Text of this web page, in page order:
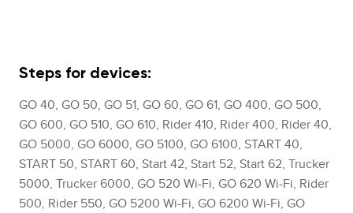
Steps for devices:
GO 40, GO 50, GO 51, GO 60, GO 61, GO 400, GO 500,
GO 600, GO 510, GO 610, Rider 410, Rider 400, Rider 40,
GO 5000, GO 6000, GO 5100, GO 6100, START 40,
START 50, START 60, Start 42, Start 52, Start 62, Trucker
5000, Trucker 6000, GO 520 Wi-Fi, GO 620 Wi-Fi, Rider
500, Rider 550, GO 5200 Wi-Fi, GO 6200 Wi-Fi, GO